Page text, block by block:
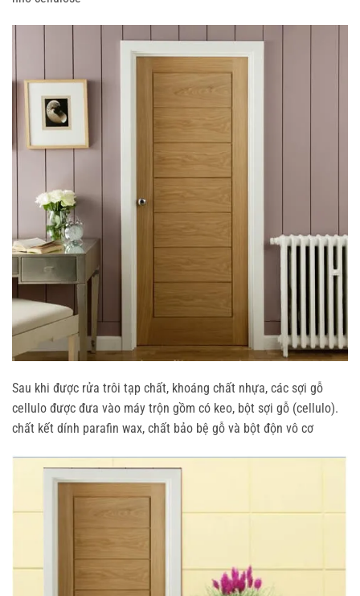
Sau khi được rửa trôi tạp chất, khoáng chất nhựa, các sợi gỗ
cellulo được đưa vào máy trộn gồm có keo, bột sợi gỗ (cellulo).
chất kết dính parafin wax, chất bảo bệ gỗ và bột độn vô cơ